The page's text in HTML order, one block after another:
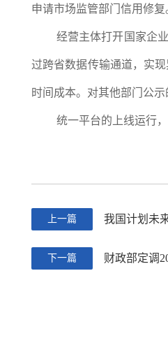
申请市场监管部门信用修复
经营主体打开国家企
过跨省数据传输通道，实
时间成本。对其他部门公
统一平台的上线运行
上一篇 我国计划未
下一篇 财政部定调